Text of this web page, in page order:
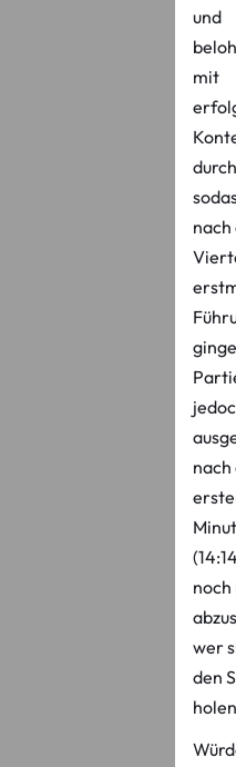
und
mit
nach
wer
den